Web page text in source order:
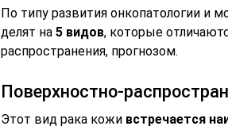
По типу развития онкопатологии и
делят на 5 видов, которые
распространения, прогнозом.
Поверхностно-
Этот вид рака кожи встречается